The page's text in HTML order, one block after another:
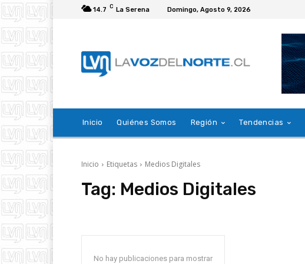
14.7 C La Serena Domingo, Agosto 9, 2026
Inicio Quiénes Somos Región Tendencias
Inicio Etiquetas Medios Digitales
Tag: Medios Digitales
No hay publicaciones para mostrar